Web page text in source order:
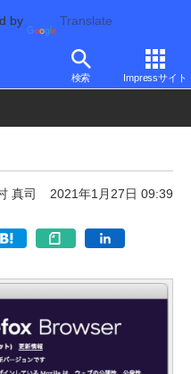
by Translate
検索 Impressサイト
他ソフト/アプリ その他
真司 2021年1月27日 09:39